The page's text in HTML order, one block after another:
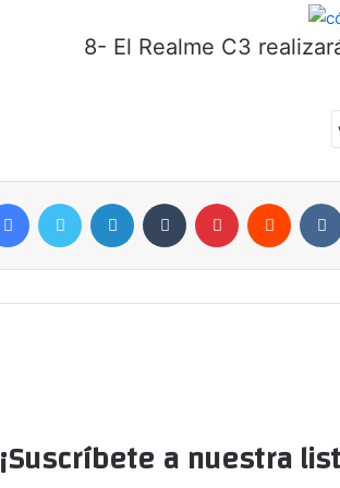
8- El Realme C3
FacebookTwitter LinkedIn Tumblr Pinterest Reddit
¡Suscríbete a nuestra